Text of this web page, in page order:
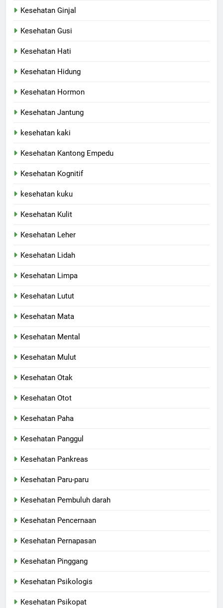
Kesehatan Ginjal
Kesehatan Gusi
Kesehatan Hati
Kesehatan Hidung
Kesehatan Hormon
Kesehatan Jantung
kesehatan kaki
Kesehatan Kantong Empedu
Kesehatan Kognitif
kesehatan kuku
Kesehatan Kulit
Kesehatan Leher
Kesehatan Lidah
Kesehatan Limpa
Kesehatan Lutut
Kesehatan Mata
Kesehatan Mental
Kesehatan Mulut
Kesehatan Otak
Kesehatan Otot
Kesehatan Paha
Kesehatan Panggul
Kesehatan Pankreas
Kesehatan Paru-paru
Kesehatan Pembuluh darah
Kesehatan Pencernaan
Kesehatan Pernapasan
Kesehatan Pinggang
Kesehatan Psikologis
Kesehatan Psikopat